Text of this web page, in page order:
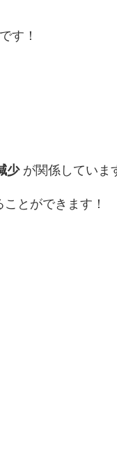
す！
少が関係していま
とができます！